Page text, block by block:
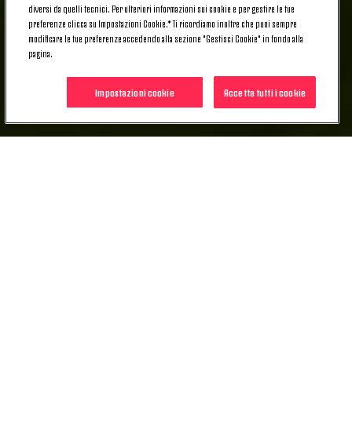
diversi da quelli tecnici. Per ulteriori informazioni sui cookie e per gestire le tue
preferenze clicca su Impostazioni Cookie.* Ti ricordiamo inoltre che puoi sempre
modificare le tue preferenze accedendo alla sezione "Gestisci Cookie" in fondo alla
pagina.
Accetta tutti i cookie
Impostazioni cookie